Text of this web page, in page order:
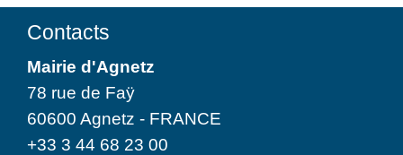
Contacts
Mairie d'Agnetz
78 rue de Faÿ
60600 Agnetz - FRANCE
+33 3 44 68 23 00